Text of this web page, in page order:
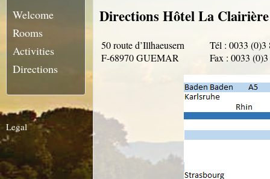
Welcome
Rooms
Activities
Directions
Directions Hôtel La Clairière
50 route d’Illhaeusern
F-68970 GUEMAR
Tél : 0033 (0)3
Fax : 0033
Legal